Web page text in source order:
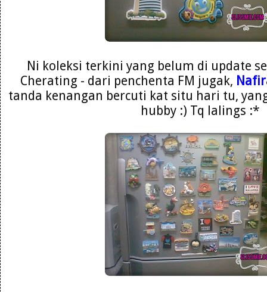
Ni koleksi terkini yang belum di update
Cherating - dari penchenta FM jugak,
tanda kenangan bercuti kat situ hari tu,
hubby :) Tq lalings :*